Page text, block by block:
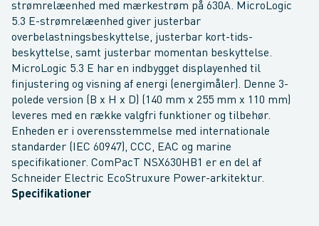
strømrelæenhed med mærkestrøm på 630A. MicroLogic
5.3 E-strømrelæenhed giver justerbar
overbelastningsbeskyttelse, justerbar kort-tids-
beskyttelse, samt justerbar momentan beskyttelse.
MicroLogic 5.3 E har en indbygget displayenhed til
finjustering og visning af energi (energimåler). Denne 3-
polede version (B x H x D) (140 mm x 255 mm x 110 mm)
leveres med en række valgfri funktioner og tilbehør.
Enheden er i overensstemmelse med internationale
standarder (IEC 60947), CCC, EAC og marine
specifikationer. ComPacT NSX630HB1 er en del af
Schneider Electric EcoStruxure Power-arkitektur.
Specifikationer